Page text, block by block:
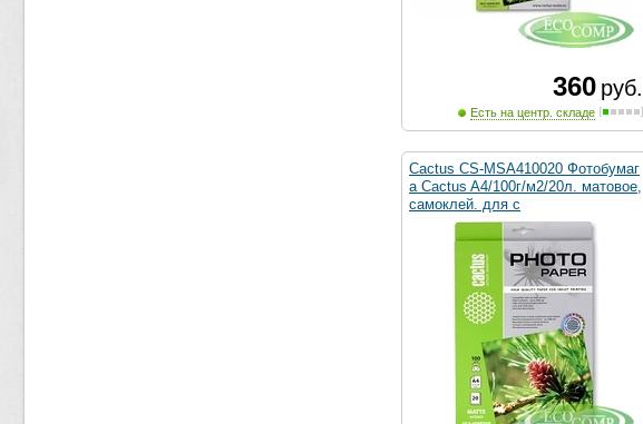
360 руб.
Есть на центр. складе
Cactus CS-MSA410020 Фотобумаг
а Cactus A4/100г/м2/20л. матовое,
самоклей. для с